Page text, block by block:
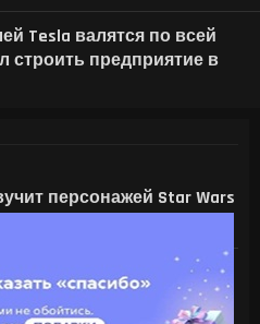
Tesla валятся по всей
строить предприятие в
персонажей Star Wars
ИИ — энтузиаст
Tesla V100 в игровой